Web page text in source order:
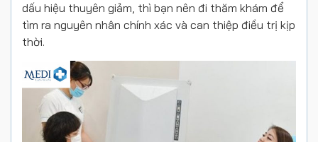
dấu hiệu thuyên giảm, thì bạn nên đi thăm khám để
tìm ra nguyên nhân chính xác và can thiệp điều trị kịp
thời.